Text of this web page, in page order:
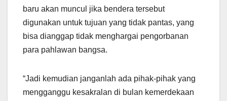
baru akan muncul jika bendera tersebut
digunakan untuk tujuan yang tidak pantas, yang
bisa dianggap tidak menghargai pengorbanan
para pahlawan bangsa.
“Jadi kemudian janganlah ada pihak-pihak yang
mengganggu kesakralan di bulan kemerdekaan